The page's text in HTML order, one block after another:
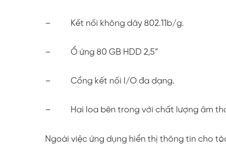
– Kết nối không dây 802.11b/g.
– Ổ ứng 80 GB HDD 2,5”
– Cổng kết nối I/O đa dạng.
– Hai loa bên trong với chất lượng âm
Ngoài việc ứng dụng hiển thị thông tin cho